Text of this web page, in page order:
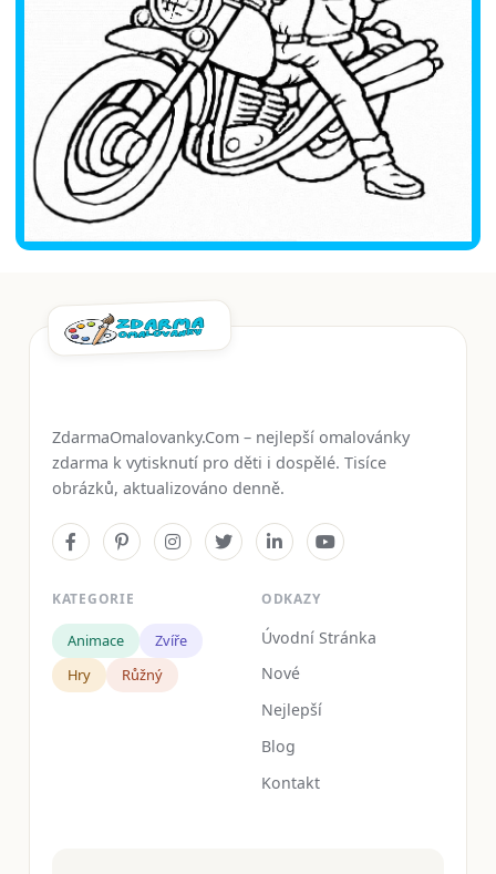
ZdarmaOmalovanky.Com – nejlepší omalovánky
zdarma k vytisknutí pro děti i dospělé. Tisíce
obrázků, aktualizováno denně.
KATEGORIE
Animace
Zvíře
Hry
Růžný
ODKAZY
Úvodní Stránka
Nové
Nejlepší
Blog
Kontakt